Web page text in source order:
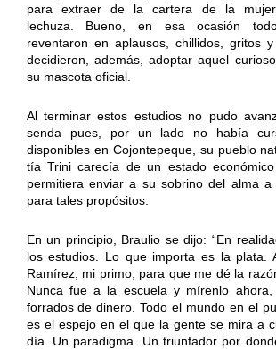
para extraer de la cartera de la
lechuza. Bueno, en esa ocasión
reventaron en aplausos, chillidos, gritos
decidieron, además, adoptar aquel
su mascota oficial.
Al terminar estos estudios no pudo
senda pues, por un lado no había
disponibles en Cojontepeque, su pueblo
tía Trini carecía de un estado
permitiera enviar a su sobrino del alma
para tales propósitos.
En un principio, Braulio se dijo: “En
los estudios. Lo que importa es la plata.
Ramírez, mi primo, para que me dé la
Nunca fue a la escuela y mírenlo ahora,
forrados de dinero. Todo el mundo en el
es el espejo en el que la gente se mira a
día. Un paradigma. Un triunfador por